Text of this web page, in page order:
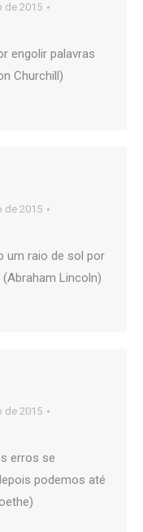
de 2015
engolir palavras
Churchill)
de 2015
um raio de sol por
Lincoln)
de 2015
erros se
podemos até